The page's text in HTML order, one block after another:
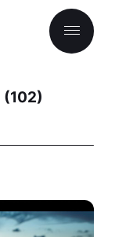
(102)